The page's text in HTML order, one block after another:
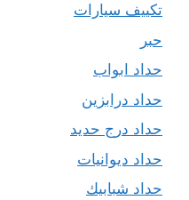
تكييف سيارات
حبر
حداد ابواب
حداد درابزين
حداد درج حديد
حداد ديوانيات
حداد شبابيك